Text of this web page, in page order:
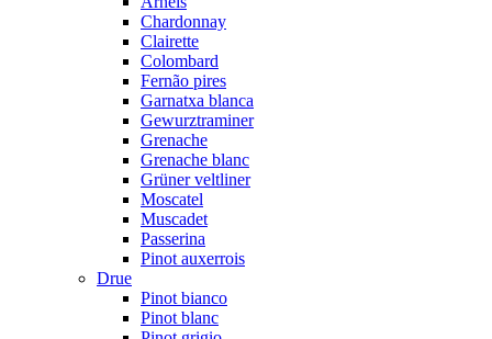
Chardonnay
Clairette
Colombard
Fernão pires
Garnatxa blanca
Gewurztraminer
Grenache
Grenache blanc
Grüner veltliner
Moscatel
Muscadet
Passerina
Pinot auxerrois
Drue
Pinot bianco
Pinot blanc